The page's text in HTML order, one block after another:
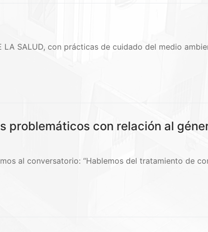
LA SALUD, con prácticas de cuidado del medio
problemáticos con relación al
al conversatorio: “Hablemos del tratamiento de